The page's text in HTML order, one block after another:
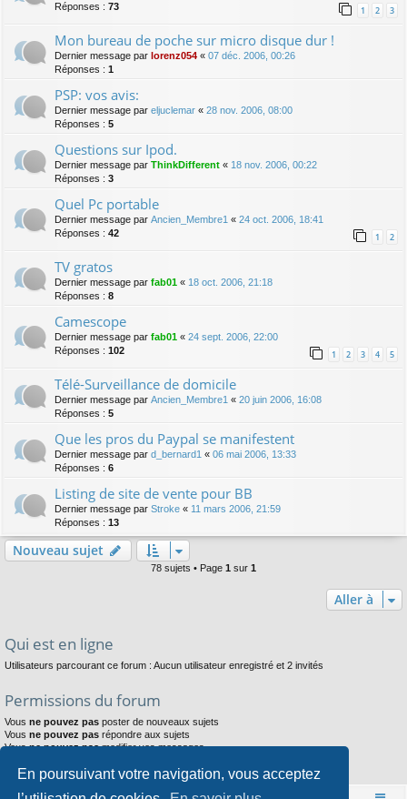
En poursuivant votre navigation, vous acceptez
Réponses : 73 1 2 3
Mon bureau de poche sur micro disque dur !
Dernier message par lorenz054 « 07 déc. 2006, 00:26
Réponses : 1
PSP: vos avis:
Dernier message par eljuclemar « 28 nov. 2006, 08:00
Réponses : 5
Questions sur Ipod.
Dernier message par ThinkDifferent « 18 nov. 2006, 00:22
Réponses : 3
Quel Pc portable
Dernier message par Ancien_Membre1 « 24 oct. 2006, 18:41
Réponses : 42 1 2
TV gratos
Dernier message par fab01 « 18 oct. 2006, 21:18
Réponses : 8
Camescope
Dernier message par fab01 « 24 sept. 2006, 22:00
Réponses : 102 1 2 3 4 5
Télé-Surveillance de domicile
Dernier message par Ancien_Membre1 « 20 juin 2006, 16:08
Réponses : 5
Que les pros du Paypal se manifestent
Dernier message par d_bernard1 « 06 mai 2006, 13:33
Réponses : 6
Listing de site de vente pour BB
Dernier message par Stroke « 11 mars 2006, 21:59
Réponses : 13
Nouveau sujet
78 sujets • Page 1 sur 1
Aller à
Qui est en ligne
Utilisateurs parcourant ce forum : Aucun utilisateur enregistré et 2 invités
Permissions du forum
Vous ne pouvez pas poster de nouveaux sujets
Vous ne pouvez pas répondre aux sujets
Vousne pouvez pasmodifier vos messages
Vousne pouvez pasjoindre des fichiers